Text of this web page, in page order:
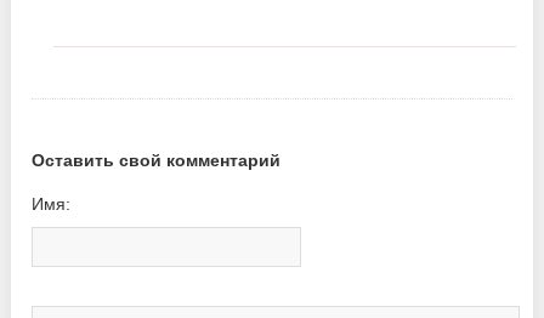
Оставить свой комментарий
Имя: